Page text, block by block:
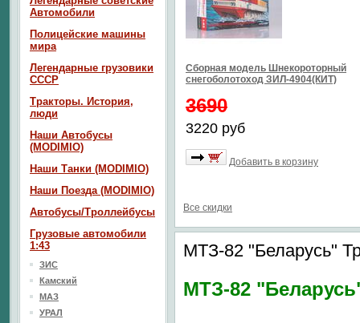
Сборная модель Шнекороторный
снегоболотоход ЗИЛ-4904(КИТ)
3690
3220 руб
Добавить в корзину
Все скидки
МТЗ-82 "Беларусь"
МТЗ-82
Автомобили
Полицейские машины
мира
Легендарные грузовики
СССР
Тракторы. История,
люди
Наши Автобусы
(MODIMIO)
Наши Танки (MODIMIO)
Наши Поезда (MODIMIO)
Автобусы/Троллейбусы
Грузовые автомобили
1:43
ЗИС
Камский
МАЗ
УРАЛ